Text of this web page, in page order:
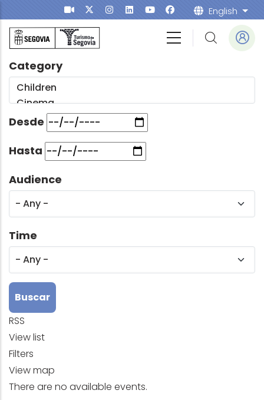
Skip to main content English List
Category
Desde
Hasta
Audience
Time
RSS
View list
Filters
View map
There are no available events.